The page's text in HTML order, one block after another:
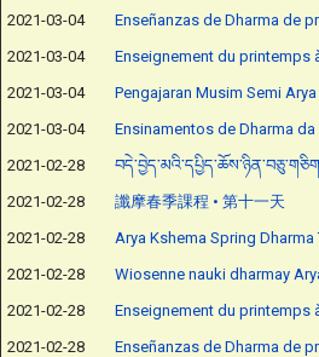
2021-03-04
Enseñanzas de Dharma de
2021-03-04
Enseignement du printemps
2021-03-04
Pengajaran Musim Semi
2021-03-04
Ensinamentos de Dharma da
2021-02-28
2021-02-28
讖摩春季課程 • 第十一天
2021-02-28
Arya Kshema Spring Dharma
2021-02-28
Wiosenne nauki dharmay
2021-02-28
Enseignement du printemps
2021-02-28
Enseñanzas de Dharma de